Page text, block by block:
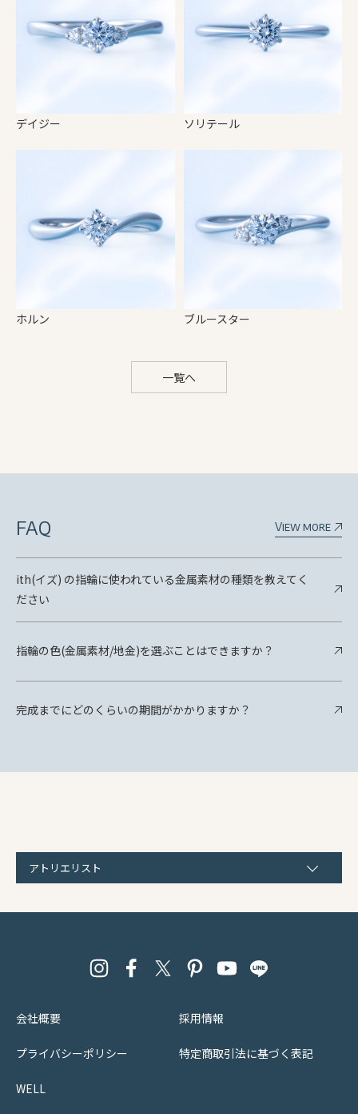
デイジー ソリテール
ホルン ブルースター
一覧へ
FAQ View more
ith(イズ) の指輪に使われている金属素材の種類を教えてく
ださい
指輪の色(金属素材/地金)を選ぶことはできますか？
完成までにどのくらいの期間がかかりますか？
アトリエリスト
会社概要 採用情報
プライバシーポリシー 特定商取引法に基づく表記
WELL